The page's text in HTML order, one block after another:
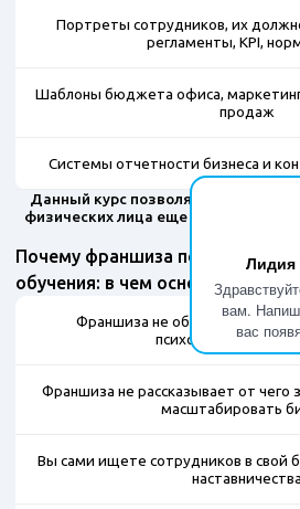
Лидия
вам.
вас
Портреты сотрудников, их
регламенты, KPI,
Шаблоны бюджета офиса,
продаж
Системы отчетности бизнеса и
Данный курс позволяет запустить
физических лица еще более
Почему франшиза по
обучения: в чем основные
Франшиза не объясняет
психологический
Франшиза не рассказывает от чего
масштабировать
Вы сами ищете сотрудников в свой
наставничества